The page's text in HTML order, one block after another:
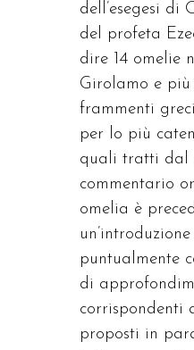
dell’esegesi di
del profeta
dire 14 omelie
Girolamo e
frammenti
per lo più
quali tratti dal
commentario
omelia è
puntualmente
di
corrispondenti
proposti in